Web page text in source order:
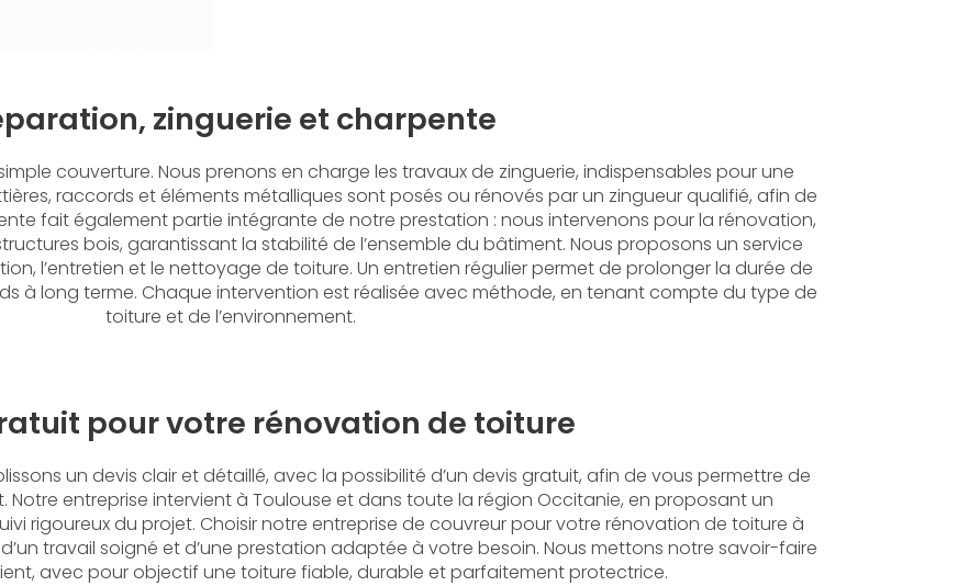
zinguerie et charpente
couverture. Nous prenons en charge les travaux de zinguerie, indispensables pour une
raccords et éléments métalliques sont posés ou rénovés par un zingueur qualifié, afin de
fait également partie intégrante de notre prestation : nous intervenons pour la rénovation,
bois, garantissant la stabilité de l’ensemble du bâtiment. Nous proposons un service
l’entretien et le nettoyage de toiture. Un entretien régulier permet de prolonger la durée de
à long terme. Chaque intervention est réalisée avec méthode, en tenant compte du type de
toiture et de l’environnement.
pour votre rénovation de toiture
un devis clair et détaillé, avec la possibilité d’un devis gratuit, afin de vous permettre de
entreprise intervient à Toulouse et dans toute la région Occitanie, en proposant un
rigoureux du projet. Choisir notre entreprise de couvreur pour votre rénovation de toiture à
travail soigné et d’une prestation adaptée à votre besoin. Nous mettons notre savoir-faire
avec pour objectif une toiture fiable, durable et parfaitement protectrice.